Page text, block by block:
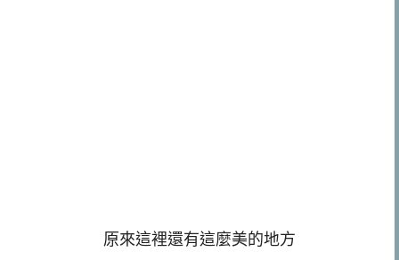
原來這裡還有這麼美的地方